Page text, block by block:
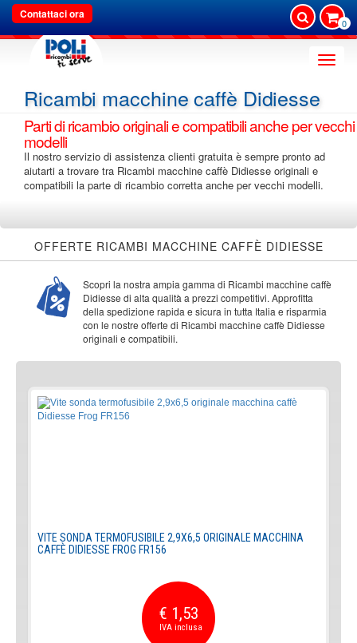
Contattaci ora
0
Toggle
Ricambi macchine caffè Didiesse
Parti di ricambio originali e compatibili anche per vecchi
modelli
Il nostro servizio di assistenza clienti gratuita è sempre pronto ad
aiutarti a trovare tra Ricambi macchine caffè Didiesse originali e
compatibili la parte di ricambio corretta anche per vecchi modelli.
OFFERTE RICAMBI MACCHINE CAFFÈ DIDIESSE
Scopri la nostra ampia gamma di Ricambi macchine caffè
Didiesse di alta qualità a prezzi competitivi. Approfitta
della spedizione rapida e sicura in tutta Italia e risparmia
con le nostre offerte di Ricambi macchine caffè Didiesse
originali e compatibili.
VITE SONDA TERMOFUSIBILE 2,9X6,5 ORIGINALE MACCHINA
CAFFÈ DIDIESSE FROG FR156
€ 1,53